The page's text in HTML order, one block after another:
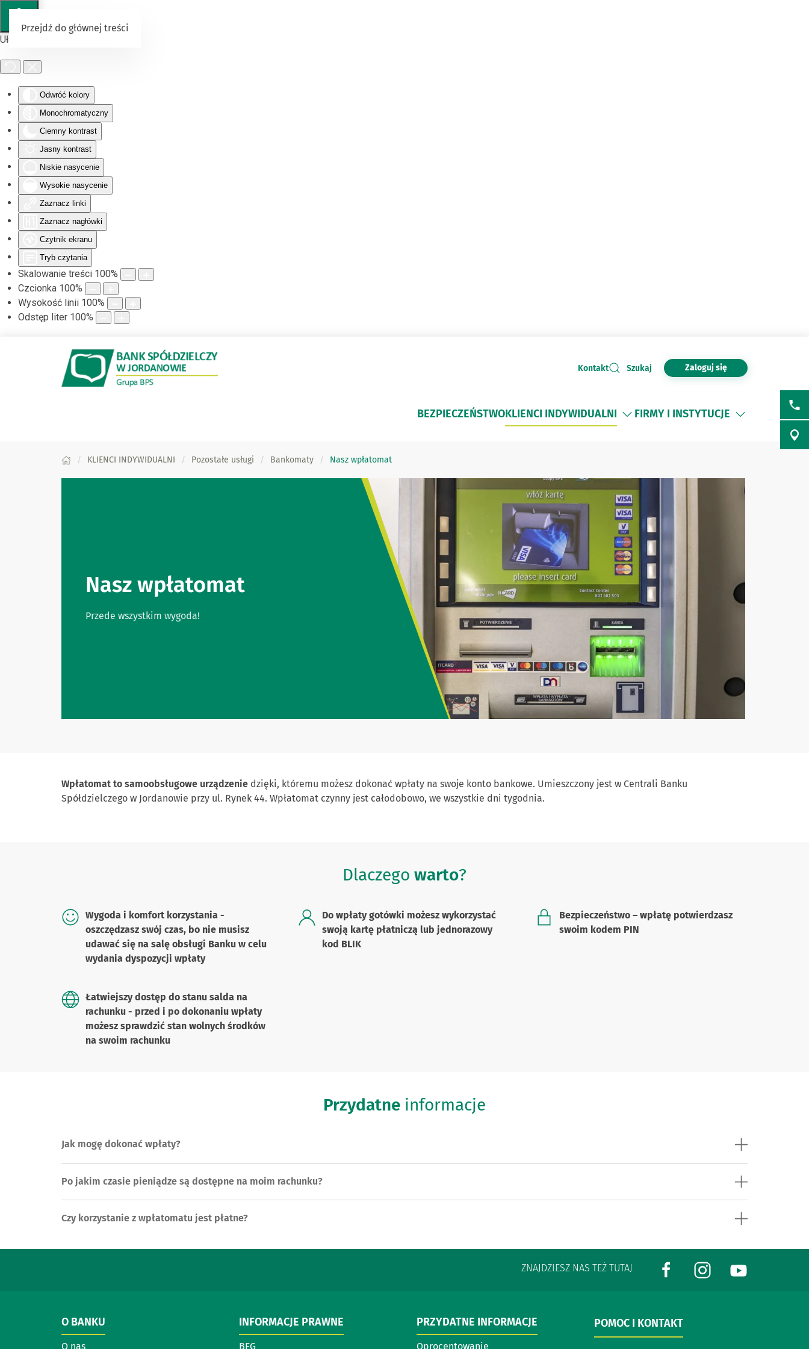
Ułatwienia dostępu
Odwróć kolory
Monochromatyczny
Ciemny kontrast
Jasny kontrast
Niskie nasycenie
Wysokie nasycenie
Zaznacz linki
Zaznacz nagłówki
Czytnik ekranu
Tryb czytania
Skalowanie treści 100%
Czcionka 100%
Wysokość linii 100%
Odstęp liter 100%
Przejdź do głównej treści
Kontakt Szukaj Zaloguj się
BEZPIECZEŃSTWOKLIENCI INDYWIDUALNI FIRMY I INSTYTUCJE
KLIENCI INDYWIDUALNI Pozostałe usługi Bankomaty Nasz wpłatomat
Nasz wpłatomat
Przede wszystkim wygoda!
Wpłatomat to samoobsługowe urządzenie dzięki, któremu możesz dokonać wpłaty na swoje konto bankowe. Umieszczony jest w Centrali Banku
Spółdzielczego w Jordanowie przy ul. Rynek 44. Wpłatomat czynny jest całodobowo, we wszystkie dni tygodnia.
Dlaczego warto?
Wygoda i komfort korzystania -
oszczędzasz swój czas, bo nie musisz
udawać się na salę obsługi Banku w celu
wydania dyspozycji wpłaty
Do wpłaty gotówki możesz wykorzystać
swoją kartę płatniczą lub jednorazowy
kod BLIK
Bezpieczeństwo – wpłatę potwierdzasz
swoim kodem PIN
Łatwiejszy dostęp do stanu salda na
rachunku - przed i po dokonaniu wpłaty
możesz sprawdzić stan wolnych środków
na swoim rachunku
Przydatne informacje
Jak mogę dokonać wpłaty?
Po jakim czasie pieniądze są dostępne na moim rachunku?
Czy korzystanie z wpłatomatu jest płatne?
ZNAJDZIESZ NAS TEŻ TUTAJ
O BANKU
O nas
INFORMACJE PRAWNE
BFG
PRZYDATNE INFORMACJE
Oprocentowanie
POMOC I KONTAKT